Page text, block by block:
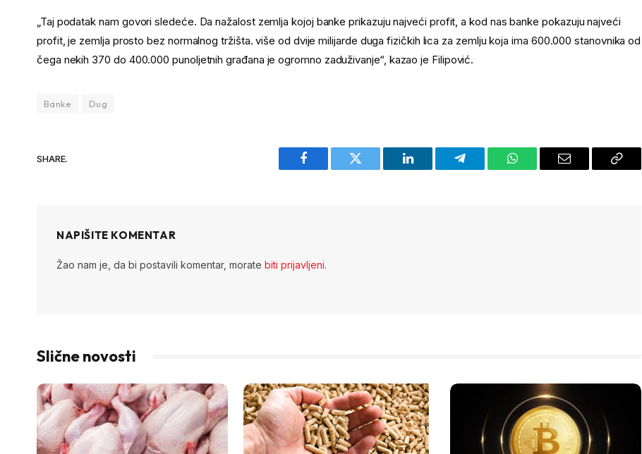
„Taj podatak nam govori sledeće. Da nažalost zemlja kojoj banke prikazuju najveći profit, a kod nas banke pokazuju najveći
profit, je zemlja prosto bez normalnog tržišta. više od dvije milijarde duga fizičkih lica za zemlju koja ima 600.000 stanovnika od
čega nekih 370 do 400.000 punoljetnih građana je ogromno zaduživanje“, kazao je Filipović.
Banke Dug
SHARE.
Facebook Twitter LinkedIn Telegram WhatsAppEmail
Copy
NAPIŠITE KOMENTAR
Žao nam je, da bi postavili komentar, morate biti prijavljeni.
Slične novosti